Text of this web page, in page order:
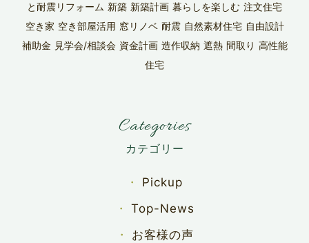
と耐震リフォーム 新築 新築計画 暮らしを楽しむ 注文住宅
空き家 空き部屋活用 窓リノベ 耐震 自然素材住宅 自由設計
補助金 見学会/相談会 資金計画 造作収納 遮熱 間取り 高性能
住宅
Categories
Pickup
Top-News
お客様の声